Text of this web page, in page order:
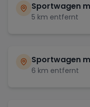
Sportwagen
5 km entfernt
Sportwagen
6 km entfernt